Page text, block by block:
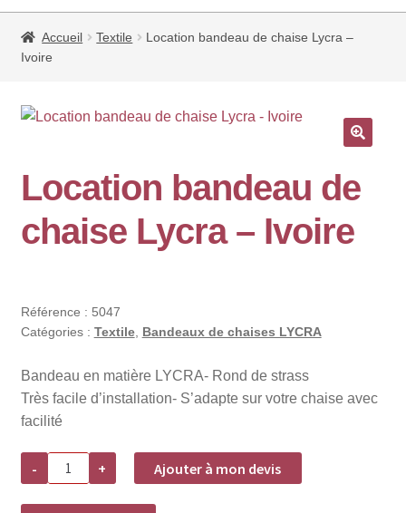
Accueil Textile
Location bandeau de chaise Lycra –
Ivoire
Location bandeau de
chaise Lycra – Ivoire
Référence : 5047
Catégories : Textile, Bandeaux de chaises LYCRA
Bandeau en matière LYCRA- Rond de strass
Très facile d’installation- S’adapte sur votre chaise avec
facilité
-
quantité
Location
bandeau
+ Ajouter à mon devis